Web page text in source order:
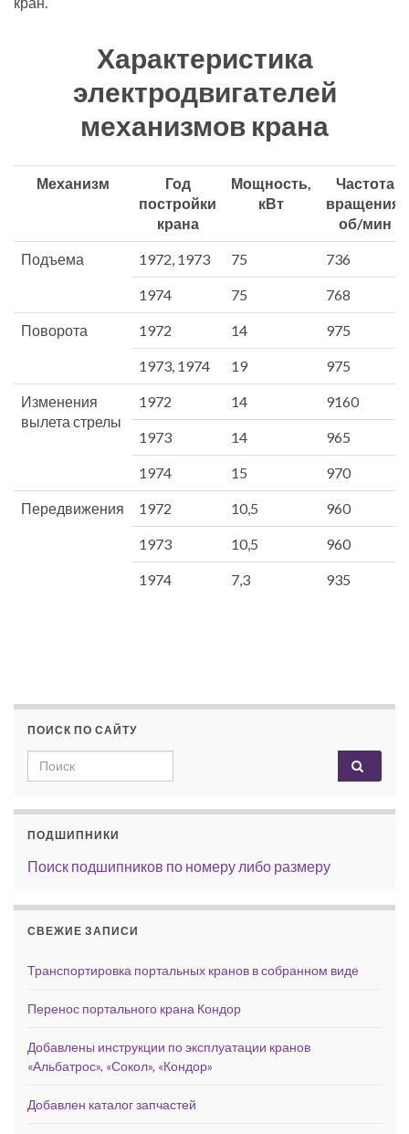
Характеристика
электродвигателей
механизмов крана
Механизм
Год
постройки
крана
Мощность,
кВт
Частота
вращения,
об/мин
Подъема 1972, 1973 75 736
1974 75 768
Поворота 1972 14 975
1973, 1974 19 975
Изменения
вылета стрелы
1972 14 9160
1973 14 965
1974 15 970
Передвижения 1972 10,5 960
1973 10,5 960
1974 7,3 935
ПОИСК ПО САЙТУ
Search for:
ПОДШИПНИКИ
Поиск подшипников по номеру либо размеру
СВЕЖИЕ ЗАПИСИ
Транспортировка портальных кранов в собранном виде
Перенос портального крана Кондор
Добавлены инструкции по эксплуатации кранов
«Альбатрос», «Сокол», «Кондор»
Добавлен каталог запчастей